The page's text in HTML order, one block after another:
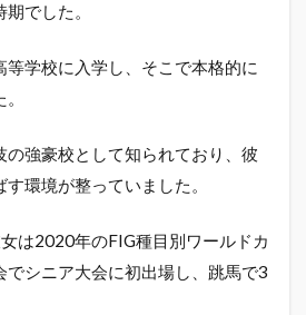
でした。
学校に入学し、そこで本格的に
の強豪校として知られており、彼
環境が整っていました。
は2020年のFIG種目別ワールドカ
でシニア大会に初出場し、跳馬で3